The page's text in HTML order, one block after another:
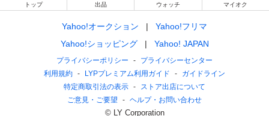
トップ 出品 ウォッチ マイオク
Yahoo!オークション
Yahoo!フリマ
Yahoo!ショッピング
Yahoo! JAPAN
プライバシーポリシー
プライバシーセンター
利用規約
LYPプレミアム利用ガイド
ガイドライン
特定商取引法の表示
ストア出店について
ご意見・ご要望
ヘルプ・お問い合わせ
© LY Corporation